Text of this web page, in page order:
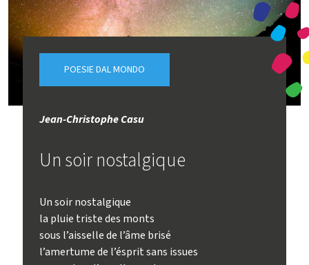
POESIE DAL MONDO
Jean-Christophe Casu
Un soir nostalgique
Un soir nostalgique
la pluie triste des monts
sous l’aisselle de l’âme brisé
l’amertume de l’ésprit sans issues